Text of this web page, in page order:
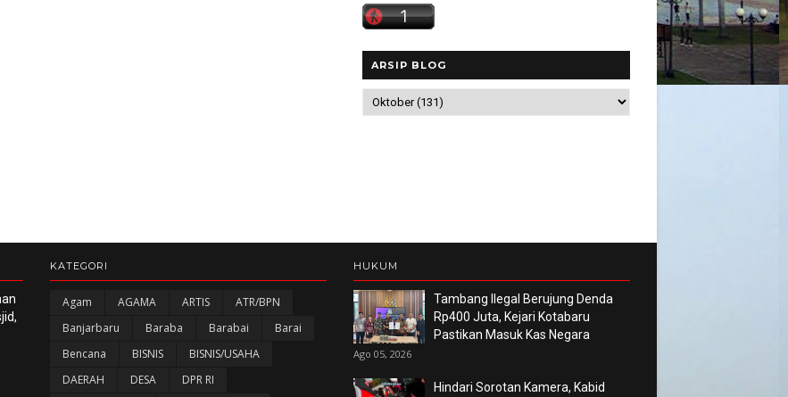
ARSIP BLOG
KATEGORI
Agam AGAMA ARTIS
ATR/BPN
Banjarbaru
Baraba Barabai
Barai
Bencana
BISNIS
BISNIS/USAHA
DAERAH
DESA
DPR RI
HUKUM
Tambang Ilegal Berujung Denda
Rp400 Juta, Kejari Kotabaru
Pastikan Masuk Kas Negara
Ago 05, 2026
Hindari Sorotan Kamera, Kabid